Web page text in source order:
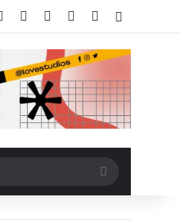
LinkedInInstagram
TikTokRSS